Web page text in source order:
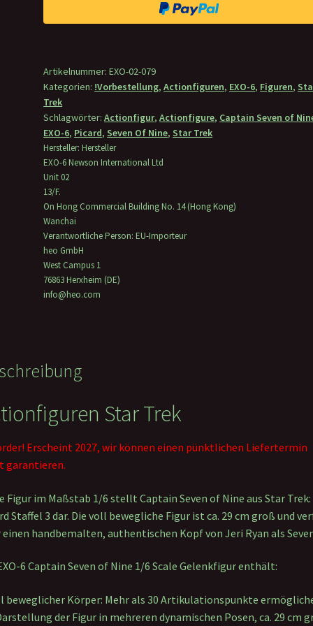
Actionfigur
of
Nine
29
cm
Menge
Artikelnummer:EXO-02-079
Kategorien: !Vorbestellung,Actionfiguren, EXO-6, Figuren,
Trek
Schlagwörter:Actionfigur,Actionfigure, Captain Seven of
EXO-6, Picard,Seven Of Nine,Star Trek
Hersteller:Hersteller
EXO-6 Newson International Ltd
Unit 02
13/F.
On Hong Commercial Building No. 14 (Hong Kong)
Wanchai
Verantwortliche Person:EU-Importeur
heo GmbH
West Campus 1
76863 Herxheim (DE)
info@heo.com
Star Trek
Erscheint 2027, wir können einen pünktlichen Liefertermin
garantieren.
Figur im Maßstab 1/6 stellt Captain Seven of Nine aus Star Trek:
Staffel 3 dar. Die voll bewegliche Figur ist ca. 29 cm groß und
einen handbemalten, authentischen Kopf von Jeri Ryan als
6 Captain Seven of Nine 1/6 Scale Gelenkfigur enthält:
beweglicher Körper: Mehr als 30 Artikulationspunkte
der Figur in mehreren dynamischen Posen, ca. 29 cm